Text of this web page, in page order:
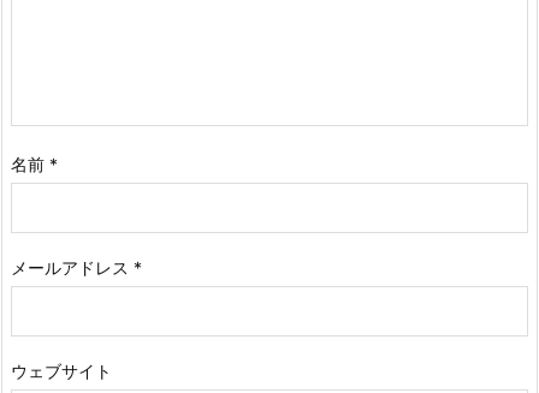
名前 *
メールアドレス *
ウェブサイト